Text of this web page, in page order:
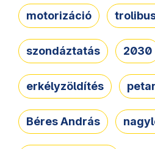
motorizáció
szondáztatás 2030
erkélyzöldítés
Béres András